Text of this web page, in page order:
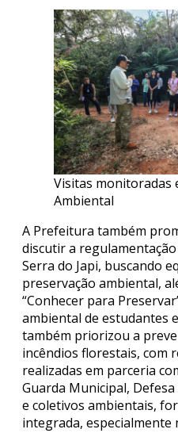
Visitas monitoradas
Ambiental
A Prefeitura também
discutir a
Serra do Japi, buscando
preservação ambiental,
“Conhecer para
ambiental de estudantes
também priorizou a
incêndios florestais, com
realizadas em parceria
Guarda Municipal,
e coletivos ambientais,
integrada, especialmente